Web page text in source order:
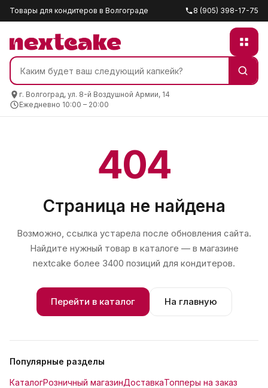
Товары для кондитеров в Волгограде 8 (905) 398-17-75
г. Волгоград, ул. 8-й Воздушной Армии, 14
Ежедневно 10:00 – 20:00
404
Страница не найдена
Возможно, ссылка устарела после обновления сайта.
Найдите нужный товар в каталоге — в магазине
nextcake более 3400 позиций для кондитеров.
Перейти в каталог На главную
Популярные разделы
КаталогРозничный магазинДоставкаТопперы на заказ